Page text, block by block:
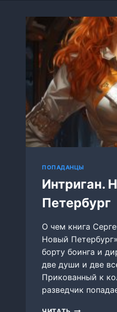
ПОПАДАНЦЫ
Интриган.
Петербург
О чем книга
Новый
борту боинга и
две души и две
Прикованный к
разведчик
ИНТРИГАН.